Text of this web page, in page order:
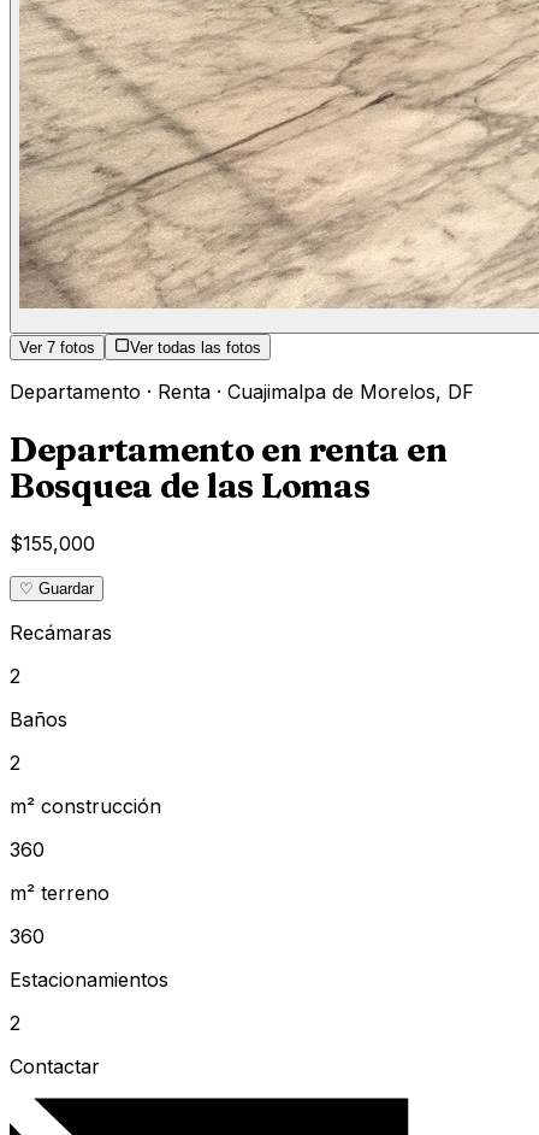
Ver 7 fotos Ver todas las fotos
Departamento · Renta · Cuajimalpa de Morelos, DF
Departamento en renta en
Bosquea de las Lomas
$155,000
♡ Guardar
Recámaras
2
Baños
2
m² construcción
360
m² terreno
360
Estacionamientos
2
Contactar